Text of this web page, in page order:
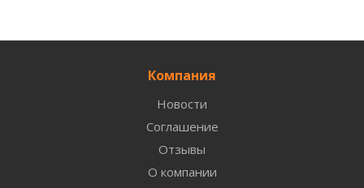
Компания
Новости
Соглашение
Отзывы
О компании